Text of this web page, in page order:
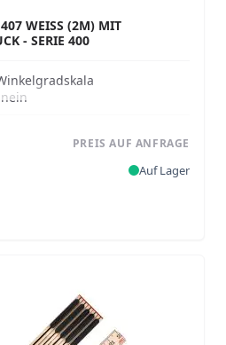
WEISS (2M) MIT A
- SERIE 400
nein
PREIS AUF ANFRAGE
Auf Lager